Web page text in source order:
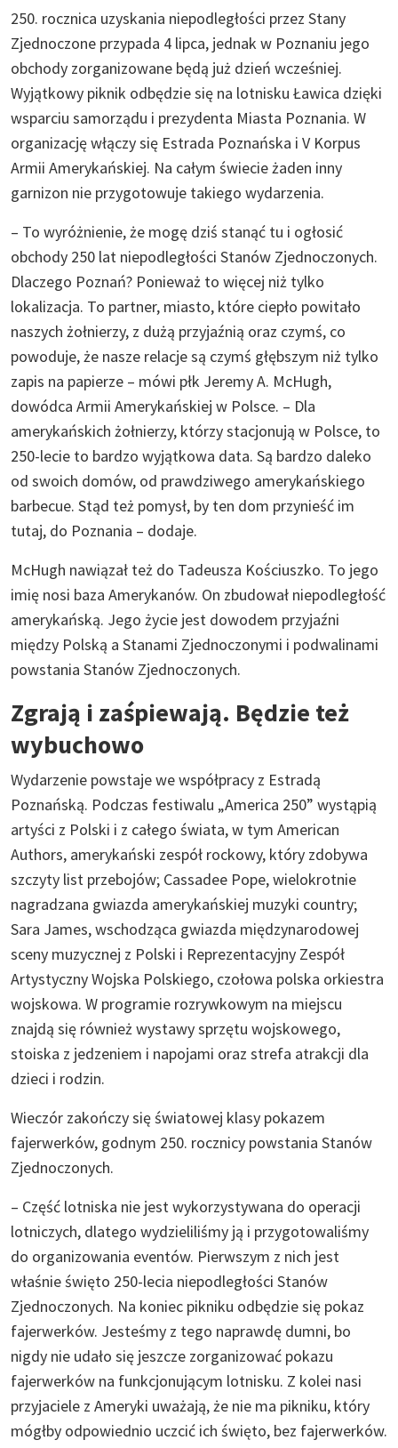
250. rocznica uzyskania niepodległości przez Stany
Zjednoczone przypada 4 lipca, jednak w Poznaniu jego
obchody zorganizowane będą już dzień wcześniej.
Wyjątkowy piknik odbędzie się na lotnisku Ławica dzięki
wsparciu samorządu i prezydenta Miasta Poznania. W
organizację włączy się Estrada Poznańska i V Korpus
Armii Amerykańskiej. Na całym świecie żaden inny
garnizon nie przygotowuje takiego wydarzenia.
– To wyróżnienie, że mogę dziś stanąć tu i ogłosić
obchody 250 lat niepodległości Stanów Zjednoczonych.
Dlaczego Poznań? Ponieważ to więcej niż tylko
lokalizacja. To partner, miasto, które ciepło powitało
naszych żołnierzy, z dużą przyjaźnią oraz czymś, co
powoduje, że nasze relacje są czymś głębszym niż tylko
zapis na papierze – mówi płk Jeremy A. McHugh,
dowódca Armii Amerykańskiej w Polsce. – Dla
amerykańskich żołnierzy, którzy stacjonują w Polsce, to
250-lecie to bardzo wyjątkowa data. Są bardzo daleko
od swoich domów, od prawdziwego amerykańskiego
barbecue. Stąd też pomysł, by ten dom przynieść im
tutaj, do Poznania – dodaje.
McHugh nawiązał też do Tadeusza Kościuszko. To jego
imię nosi baza Amerykanów. On zbudował niepodległość
amerykańską. Jego życie jest dowodem przyjaźni
między Polską a Stanami Zjednoczonymi i podwalinami
powstania Stanów Zjednoczonych.
Zgrają i zaśpiewają. Będzie też
wybuchowo
Wydarzenie powstaje we współpracy z Estradą
Poznańską. Podczas festiwalu „America 250” wystąpią
artyści z Polski i z całego świata, w tym American
Authors, amerykański zespół rockowy, który zdobywa
szczyty list przebojów; Cassadee Pope, wielokrotnie
nagradzana gwiazda amerykańskiej muzyki country;
Sara James, wschodząca gwiazda międzynarodowej
sceny muzycznej z Polski i Reprezentacyjny Zespół
Artystyczny Wojska Polskiego, czołowa polska orkiestra
wojskowa. W programie rozrywkowym na miejscu
znajdą się również wystawy sprzętu wojskowego,
stoiska z jedzeniem i napojami oraz strefa atrakcji dla
dzieci i rodzin.
Wieczór zakończy się światowej klasy pokazem
fajerwerków, godnym 250. rocznicy powstania Stanów
Zjednoczonych.
– Część lotniska nie jest wykorzystywana do operacji
lotniczych, dlatego wydzieliliśmy ją i przygotowaliśmy
do organizowania eventów. Pierwszym z nich jest
właśnie święto 250-lecia niepodległości Stanów
Zjednoczonych. Na koniec pikniku odbędzie się pokaz
fajerwerków. Jesteśmy z tego naprawdę dumni, bo
nigdy nie udało się jeszcze zorganizować pokazu
fajerwerków na funkcjonującym lotnisku. Z kolei nasi
przyjaciele z Ameryki uważają, że nie ma pikniku, który
mógłby odpowiednio uczcić ich święto, bez fajerwerków.